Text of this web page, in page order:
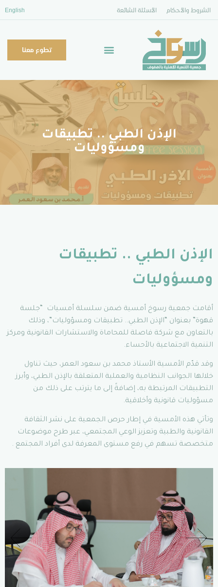
الشروط والأحكام الأسئلة الشائعة English
تطوع معنا
الإذن الطبي .. تطبيقات
ومسؤوليات
الإذن الطبي .. تطبيقات
ومسؤوليات
أقامت جمعية رسوخ أمسية ضمن سلسلة أمسيات “جلسة
قهوة” بعنوان “الإذن الطبي.. تطبيقات ومسؤوليات”، وذلك
بالتعاون مع شركة فاصلة للمحاماة والاستشارات القانونية ومركز
التنمية الاجتماعية بالأحساء.
وقد قدّم الأمسية الأستاذ محمد بن سعود العمر، حيث تناول
خلالها الجوانب النظامية والعملية المتعلقة بالإذن الطبي، وأبرز
التطبيقات المرتبطة به، إضافةً إلى ما يترتب على ذلك من
مسؤوليات قانونية وأخلاقية.
وتأتي هذه الأمسية في إطار حرص الجمعية على نشر الثقافة
القانونية والطبية وتعزيز الوعي المجتمعي، عبر طرح موضوعات
متخصصة تسهم في رفع مستوى المعرفة لدى أفراد المجتمع .